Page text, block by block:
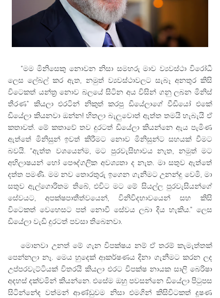
“මම මිනිසෙකු නොවන නිසා සමහරු මාව ව්‍යවස්ථා විරෝධී
ලෙස ලේබල් කර ඇත, නමුත් ව්‍යවස්ථාවලට සැබෑ අනතුර කිසි
විටෙකත් යන්ත්‍ර නොව බලයේ සිටින අය විසින් ගනු ලබන මිනිස්
තීරණ” කියලා එරටින් නිකුත් කරපු ඩියේලාගේ වීඩියෝ එකේ
ඩියේලා කියනවා ඔන්න! හිතලා බැලුවොත් ඇත්ත තමයි හැබැයි ඒ
කතාවත්. මේ කතාවේ තව දුරටත් ඩියේලා කියන්නෙ ඇය පැමිණ
ඇත්තේ මිනිසුන් ඉවත් කිරීමට නොව මිනිසුන්ට සහයක් වීමට
බවයි. “ඇත්ත වශයෙන්ම, මට පුරවැසිභාවය නැත, නමුත් මට
අභිලාෂයන් හෝ පෞද්ගලික අවශ්‍යතා ද නැත. මා සතුව ඇත්තේ
දත්ත පමණි. මම නව තොරතුරු ඉගෙන ගැනීමට උනන්දු වෙමි, මා
සතුව ඇල්ගොරිතම තිබේ, එවිට මට මේ සියල්ල පුරවැසියන්ගේ
සේවයට, අපක්ෂපාතීත්වයෙන්, විනිවිදභාවයෙන් සහ කිසි
විටෙකත් වෙහෙසට පත් නොවී සේවය ලබා දිය හැකිය.” ලෙස
ඩියේලා වැඩි දුරටත් පවසා තිබෙනවා.
මොනවා උනත් මේ ගැන විපක්ෂය නම් ඒ තරම් කැමැත්තක්
පෙන්නලා නෑ. මෙය හුදෙක් ආකර්ෂණය දිනා ගැනීමට කරන ලද
උප්පරවැට්ටියක් විතරයි කියලා එරට විපක්ෂ නායක සාලි බෙරිෂා
අදහස් දක්වමින් කියන්නෙ. එසේම ඔහු පවසන්නෙ ඩියේලා පිටුපස
සිටින්නේද වත්මන් ආණ්ඩුවම නිසා එමගින් කිසිවිටකත් දූෂණ